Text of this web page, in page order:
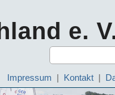
e.
Impressum | Kontakt |